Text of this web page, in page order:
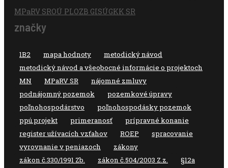
MPaRV SROÚ PLOZB GISÚGKK SR
značky
1B2 mapa hodnoty
metodický návod
metodický návod a všeobocné informácie o projektoch
MN
MPaRV SR
nájomné zmluvy
podnájomný pozemok
pozemkové úpravy
poľnohospodárstvo
poľnohospodásky pozemok
ppú.projekt
primeranosť
prípravné konanie
register užívacích vzťahov
ROEP
spracovanie
vyrovnanie v peniazoch
zákony
zákon č.330/1991 Zb.
zákon č.504/2003 Z.z.
§12a